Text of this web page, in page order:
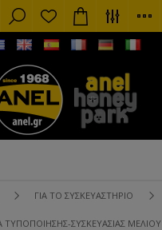
ΓΙΑ ΤΟ ΣΥΣΚΕΥΑΣΤΉΡΙΟ
ΣΥΣΚΕΥΑΣΊΑΣ ΜΕΛΙΟΎ